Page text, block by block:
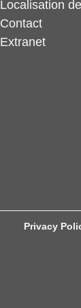
Localisation
Contact
Extranet
Privacy